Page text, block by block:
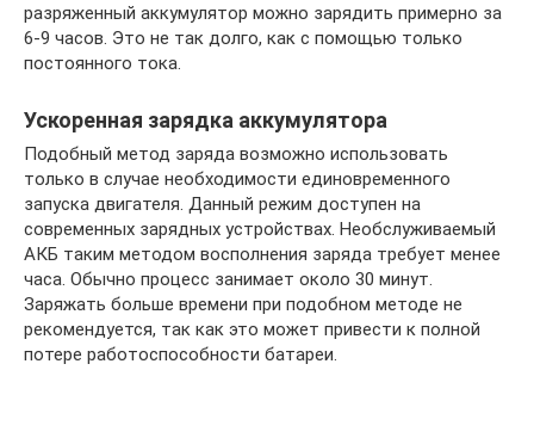
разряженный аккумулятор можно зарядить примерно за
6-9 часов. Это не так долго, как с помощью только
постоянного тока.
Ускоренная зарядка аккумулятора
Подобный метод заряда возможно использовать
только в случае необходимости единовременного
запуска двигателя. Данный режим доступен на
современных зарядных устройствах. Необслуживаемый
АКБ таким методом восполнения заряда требует менее
часа. Обычно процесс занимает около 30 минут.
Заряжать больше времени при подобном методе не
рекомендуется, так как это может привести к полной
потере работоспособности батареи.